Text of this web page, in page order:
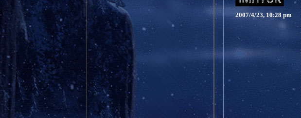
2007/4/23, 10:28 pm